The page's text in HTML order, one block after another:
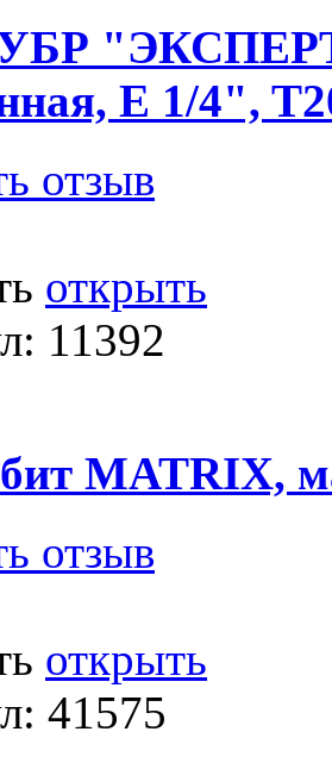
E 1/4",
отзыв
открыть
11392
MATRIX,
отзыв
открыть
41575